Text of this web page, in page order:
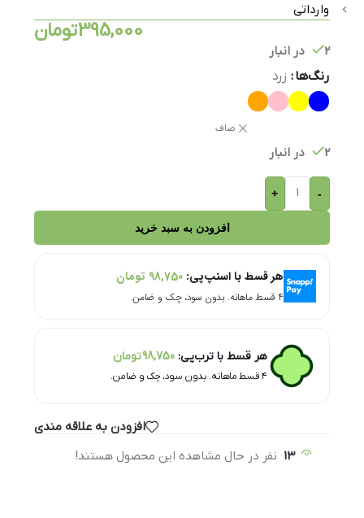
وارداتی
395,000تومان
2 در انبار
رنگ‌ها زرد
صاف
2 در انبار
-
+
افزودن به سبد خرید
هر قسط با اسنپ‌پی:98,750 تومان
۴ قسط ماهانه. بدون سود، چک و ضامن.
هر قسط با ترب‌پی:98,750تومان
۴ قسط ماهانه. بدون سود، چک و ضامن.
افزودن به علاقه مندی
13 نفر در حال مشاهده این محصول هستند!